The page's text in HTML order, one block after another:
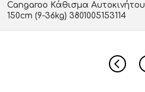
Cangaroo Κάθισμα
150cm (9-36kg) 3801005153114